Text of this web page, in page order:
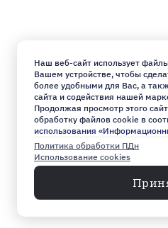
Наш веб-сайт использует
Вашем устройстве, чтобы
более удобными для Вас, а
сайта и содействия нашей
Продолжая просмотр этого
обработку файлов cookie в
использования
Политика обработки ПДн
Использование cookies